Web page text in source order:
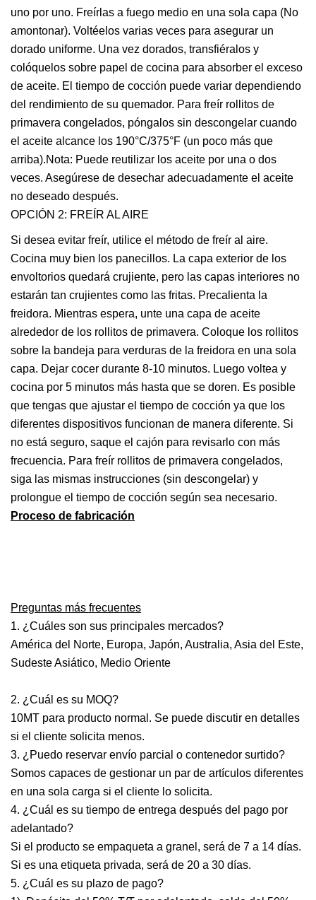
uno por uno. Freírlas a fuego medio en una sola capa (No
amontonar). Voltéelos varias veces para asegurar un
dorado uniforme. Una vez dorados, transfiéralos y
colóquelos sobre papel de cocina para absorber el exceso
de aceite. El tiempo de cocción puede variar dependiendo
del rendimiento de su quemador. Para freír rollitos de
primavera congelados, póngalos sin descongelar cuando
el aceite alcance los 190°C/375°F (un poco más que
arriba).Nota: Puede reutilizar los aceite por una o dos
veces. Asegúrese de desechar adecuadamente el aceite
no deseado después.
OPCIÓN 2: FREÍR AL AIRE
Si desea evitar freír, utilice el método de freír al aire.
Cocina muy bien los panecillos. La capa exterior de los
envoltorios quedará crujiente, pero las capas interiores no
estarán tan crujientes como las fritas. Precalienta la
freidora. Mientras espera, unte una capa de aceite
alrededor de los rollitos de primavera. Coloque los rollitos
sobre la bandeja para verduras de la freidora en una sola
capa. Dejar cocer durante 8-10 minutos. Luego voltea y
cocina por 5 minutos más hasta que se doren. Es posible
que tengas que ajustar el tiempo de cocción ya que los
diferentes dispositivos funcionan de manera diferente. Si
no está seguro, saque el cajón para revisarlo con más
frecuencia. Para freír rollitos de primavera congelados,
siga las mismas instrucciones (sin descongelar) y
prolongue el tiempo de cocción según sea necesario.
Proceso de fabricación
Preguntas más frecuentes
1. ¿Cuáles son sus principales mercados?
América del Norte, Europa, Japón, Australia, Asia del Este,
Sudeste Asiático, Medio Oriente
2. ¿Cuál es su MOQ?
10MT para producto normal. Se puede discutir en detalles
si el cliente solicita menos.
3. ¿Puedo reservar envío parcial o contenedor surtido?
Somos capaces de gestionar un par de artículos diferentes
en una sola carga si el cliente lo solicita.
4. ¿Cuál es su tiempo de entrega después del pago por
adelantado?
Si el producto se empaqueta a granel, será de 7 a 14 días.
Si es una etiqueta privada, será de 20 a 30 días.
5. ¿Cuál es su plazo de pago?